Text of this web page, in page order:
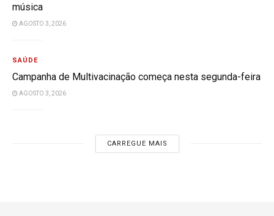
música
AGOSTO 3, 2026
SAÚDE
Campanha de Multivacinação começa nesta segunda-feira
AGOSTO 3, 2026
CARREGUE MAIS